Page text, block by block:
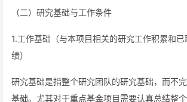
（二）研究基础与工作条件
1.工作基础（与本项目相关的研究工作积累和
绩）
研究基础是指整个研究团队的研究基础，而不
基础。尤其对于重点基金项目需要认真总结整